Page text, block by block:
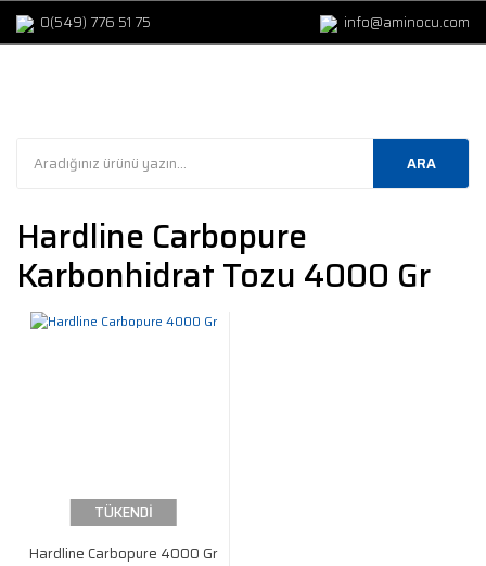
0(549) 776 51 75 info@aminocu.com
ARA
Hardline Carbopure
Karbonhidrat Tozu 4000 Gr
TÜKENDİ
Hardline Carbopure 4000 Gr